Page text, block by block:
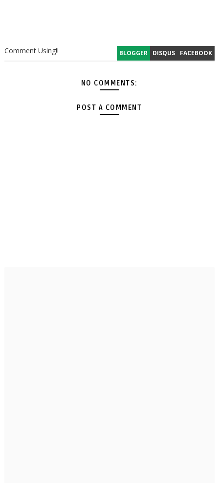
BLOGGER DISQUS FACEBOOK
Comment Using!!
NO COMMENTS:
POST A COMMENT